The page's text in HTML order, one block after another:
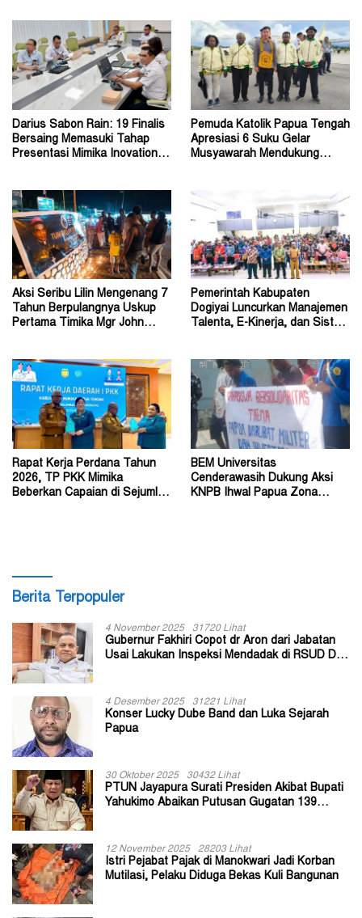
Darius Sabon Rain: 19 Finalis
Bersaing Memasuki Tahap
Presentasi Mimika Inovation
Pemuda Katolik Papua Tengah
Apresiasi 6 Suku Gelar
Musyawarah Mendukung
Aksi Seribu Lilin Mengenang 7
Tahun Berpulangnya Uskup
Pertama Timika Mgr John
Pemerintah Kabupaten
Dogiyai Luncurkan Manajemen
Talenta, E-Kinerja, dan Sistem
Rapat Kerja Perdana Tahun
2026, TP PKK Mimika
Beberkan Capaian di Sejumlah
BEM Universitas
Cenderawasih Dukung Aksi
KNPB Ihwal Papua Zona
Berita Terpopuler
4 November 2025 31720 Lihat
Gubernur Fakhiri Copot dr Aron dari Jabatan
Usai Lakukan Inspeksi Mendadak di RSUD Dok
4 Desember 2025 31221 Lihat
Konser Lucky Dube Band dan Luka Sejarah
Papua
30 Oktober 2025 30432 Lihat
PTUN Jayapura Surati Presiden Akibat Bupati
Yahukimo Abaikan Putusan Gugatan 139
12 November 2025 28203 Lihat
Istri Pejabat Pajak di Manokwari Jadi Korban
Mutilasi, Pelaku Diduga Bekas Kuli Bangunan